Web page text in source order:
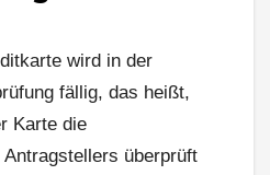
wird in der
fällig, das heißt,
Karte die
überprüft